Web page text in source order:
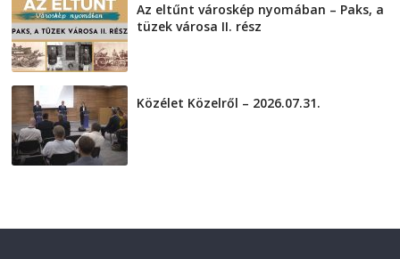
Az eltűnt városkép nyomában – Paks, a
tüzek városa II. rész
Közélet Közelről – 2026.07.31.